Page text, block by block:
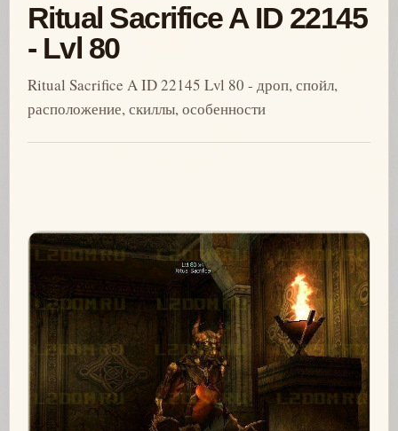
Ritual Sacrifice A ID 22145
- Lvl 80
Ritual Sacrifice A ID 22145 Lvl 80 - дроп, спойл,
расположение, скиллы, особенности